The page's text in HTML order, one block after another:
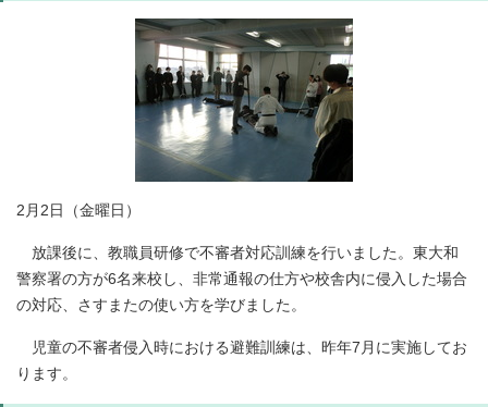
2月2日（金曜日）
放課後に、教職員研修で不審者対応訓練を行いました。東大和
警察署の方が6名来校し、非常通報の仕方や校舎内に侵入した場合
の対応、さすまたの使い方を学びました。
児童の不審者侵入時における避難訓練は、昨年7月に実施してお
ります。